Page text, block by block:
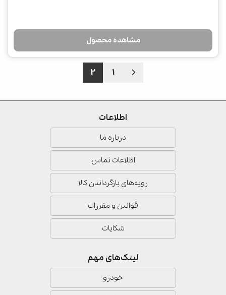
مشاهده محصول
1
2
اطلاعات
درباره ما
اطلاعات تماس
رویه‌های بازگرداندن کالا
قوانین و مقررات
شکایات
لینک‌های مهم
خودرو